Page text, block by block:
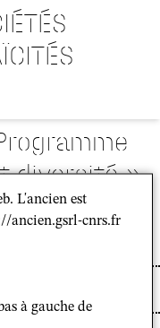
diversité »
au
L'ancien est
ancien.gsrl-cnrs.fr
à gauche de